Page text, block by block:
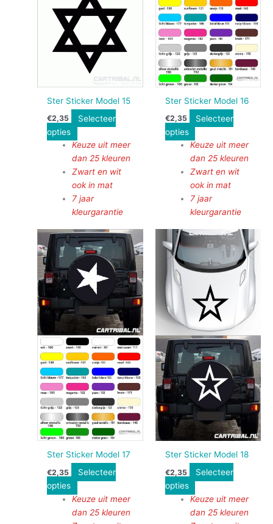
Ster Sticker Model 15
€2,35
Selecteer
opties
Keuze uit meer
dan 25 kleuren
Zwart en wit
ook in mat
7 jaar
kleurgarantie
Ster Sticker Model 16
€2,35
Selecteer
opties
Keuze uit meer
dan 25 kleuren
Zwart en wit
ook in mat
7 jaar
kleurgarantie
Ster Sticker Model 17
€2,35
Selecteer
opties
Keuze uit meer
dan 25 kleuren
Ster Sticker Model 18
€2,35
Selecteer
opties
Keuze uit meer
dan 25 kleuren